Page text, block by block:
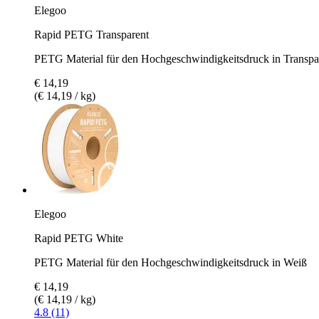
Elegoo
Rapid PETG Transparent
PETG Material für den Hochgeschwindigkeitsdruck in
€ 14,19
(€ 14,19 / kg)
Elegoo
Rapid PETG White
PETG Material für den Hochgeschwindigkeitsdruck in Weiß
€ 14,19
(€ 14,19 / kg)
4.8 (11)